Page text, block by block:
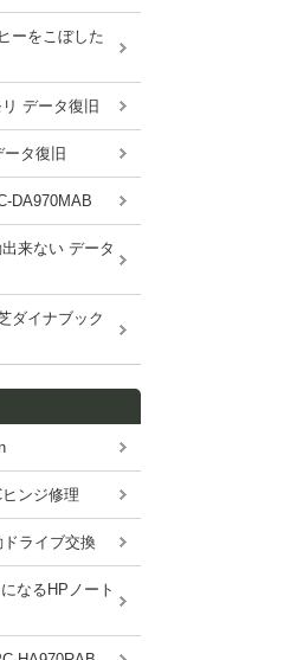
ーをこぼした
データ復旧
タ復旧
DA970MAB
来ない データ
ダイナブック
ンジ修理
ライブ交換
なるHPノート